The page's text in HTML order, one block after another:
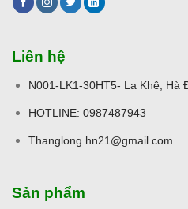
Liên hệ
N001-LK1-30HT5- La Khê, Hà
HOTLINE: 0987487943
Thanglong.hn21@gmail.com
Sản phẩm